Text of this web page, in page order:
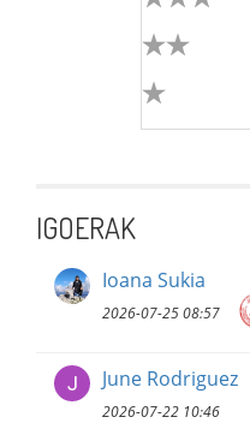
IGOERAK
Ioana Sukia
2026-07-25 08:57
June Rodriguez
2026-07-22 10:46